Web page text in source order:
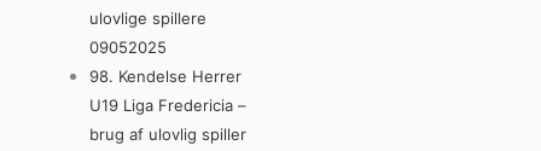
ulovlige spillere
09052025
98. Kendelse Herrer
U19 Liga Fredericia –
brug af ulovlig spiller